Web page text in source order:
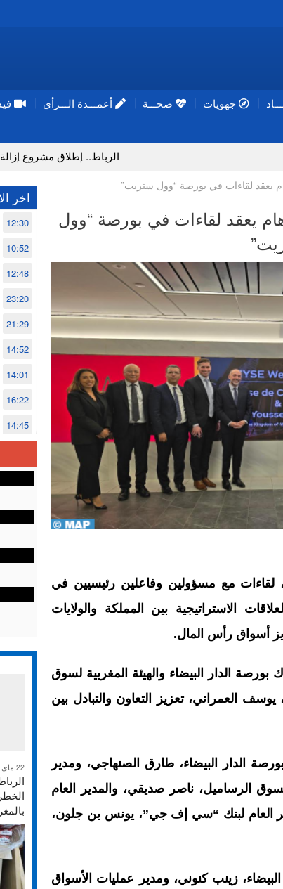
جهويات صحـــة أعمـــدة الـــرأي
الرباط.. إطلاق مشروع إزالة المواد
يعقد لقاءات في بورصة “وول ستريت”
يعقد لقاءات في بورصة “وول
لقاءات مع مسؤولين وفاعلين رئيسيين في
الاستراتيجية بين المملكة والولايات
أسواق رأس المال.
الدار البيضاء والهيئة المغربية لسوق
العمراني، تعزيز التعاون والتبادل بين
الدار البيضاء، طارق الصنهاجي، ومدير
لسوق الرساميل، ناصر صديقي، والمدير العام
العام لبنك “سي إف جي”، يونس بن جلون،
زينب كنوني، ومدير عمليات الأسواق
اخر
12:30
10:52
12:48
23:20
21:29
14:52
14:01
16:22
14:45
12:48
22 ماي 2026